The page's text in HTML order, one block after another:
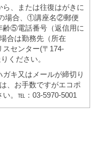
、または往復はがきに
場合、①講座名②郵便
⑤電話番号（返信用に
合は勤務先（所在
センター(〒174-
ください。
キ又はメールが締切り
、お手数ですがエコポ
い。℡：03-5970-5001